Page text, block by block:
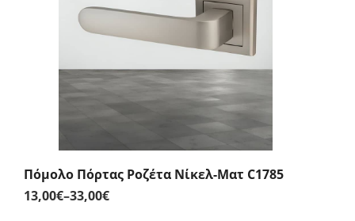
58,00€
Πόμολο Πόρτας Ροζέτα Νίκελ-Ματ C1785
13,00€–33,00€Price